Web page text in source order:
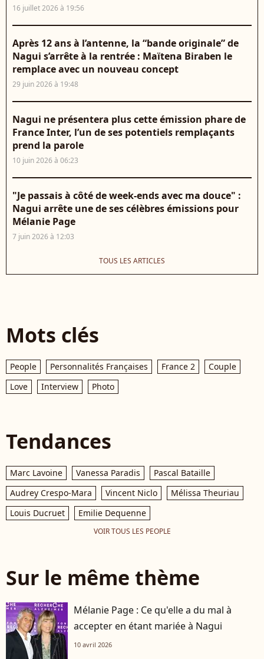
16 juillet 2026 à 19:56
Après 12 ans à l’antenne, la “bande originale” de
Nagui s’arrête à la rentrée : Maïtena Biraben le
remplace avec un nouveau concept
29 juin 2026 à 19:48
Nagui ne présentera plus cette émission phare de
France Inter, l’un de ses potentiels remplaçants
prend la parole
10 juin 2026 à 06:23
"Je passais à côté de week-ends avec ma douce" :
Nagui arrête une de ses célèbres émissions pour
Mélanie Page
7 juin 2026 à 12:03
TOUS LES ARTICLES
Mots clés
People Personnalités Françaises France 2
Couple
Love
Interview Photo
Tendances
Marc Lavoine Vanessa Paradis
Pascal Bataille
Audrey Crespo-Mara
Vincent Niclo
Mélissa Theuriau
Louis Ducruet
Emilie Dequenne
VOIR TOUS LES PEOPLE
Sur le même thème
Mélanie Page : Ce qu'elle a du mal à
accepter en étant mariée à Nagui
10 avril 2026